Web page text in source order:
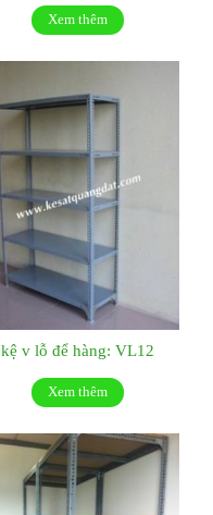
Xem thêm
kệ v lỗ để hàng: VL12
Xem thêm